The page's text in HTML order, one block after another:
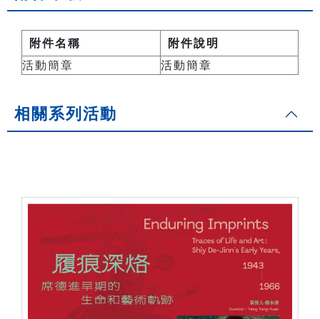
附件名稱
附件說明
活動簡章
活動簡章
相關系列活動